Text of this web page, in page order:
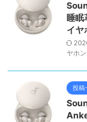
睡眠
イヤ
ヤホン
投稿